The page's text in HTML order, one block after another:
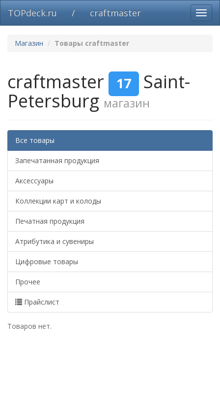
TOPdeck.ru / craftmaster
Магазин Товары craftmaster
craftmaster 17 Saint-
Petersburg магазин
Все товары
Запечатанная продукция
Аксессуары
Коллекции карт и колоды
Печатная продукция
Атрибутика и сувениры
Цифровые товары
Прочее
Прайслист
Товаров нет.